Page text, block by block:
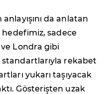
da anlatan
hedefimiz, sadece
Londra gibi
rekabet
yukarı taşıyacak
Gösterişten uzak